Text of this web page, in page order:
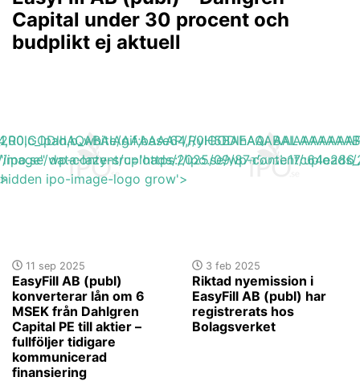
Capital under 30 procent och
budplikt ej aktuell
wp-content/uploads/2025/09/
11 sep 2025
EasyFill AB (publ)
konverterar lån om 6
MSEK från Dahlgren
Capital PE till aktier –
fullföljer tidigare
kommunicerad
finansiering
data-lazy-src='https://ipo.se/wp-content/uploads/
ipo-image-logo grow'>
3 feb 2025
Riktad nyemission i
EasyFill AB (publ) har
registrerats hos
Bolagsverket